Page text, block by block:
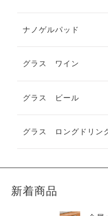
ナノゲルパッド
グラス ワイン
グラス ビール
グラス ロングドリン
新着商品